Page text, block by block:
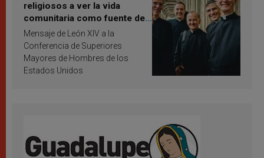
religiosos a ver la vida
comunitaria como fuente de
inspiración y santificación
Mensaje de León XIV a la
Conferencia de Superiores
Mayores de Hombres de los
Estados Unidos